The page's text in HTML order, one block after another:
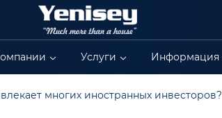
Услуги Информация
многих иностранных инвесторов?